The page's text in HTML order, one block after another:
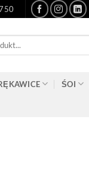
ŚOI